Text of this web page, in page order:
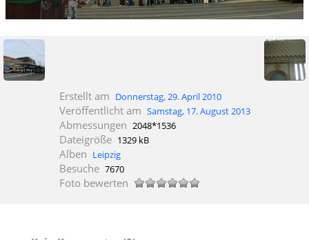
Erstellt am Donnerstag, 29. April 2010
Veröffentlicht am Samstag, 17. August 2013
Abmessungen 2048*1536
Dateigröße 1329 kB
Alben Leipzig
Besuche 7670
Foto bewerten